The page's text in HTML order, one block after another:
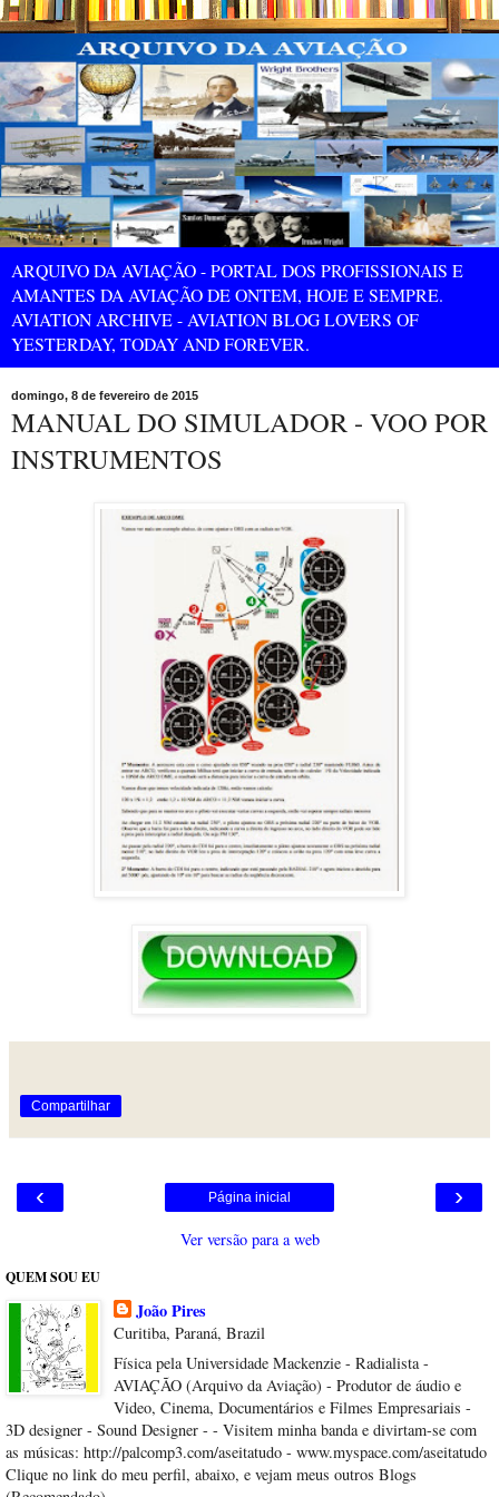
ARQUIVO DA AVIAÇÃO - PORTAL DOS PROFISSIONAIS E
AMANTES DA AVIAÇÃO DE ONTEM, HOJE E SEMPRE.
AVIATION ARCHIVE - AVIATION BLOG LOVERS OF
YESTERDAY, TODAY AND FOREVER.
domingo, 8 de fevereiro de 2015
MANUAL DO SIMULADOR - VOO POR
INSTRUMENTOS
Compartilhar
‹ ›
Página inicial
Ver versão para a web
QUEM SOU EU
João Pires
Curitiba, Paraná, Brazil
Física pela Universidade Mackenzie - Radialista -
AVIAÇÃO (Arquivo da Aviação) - Produtor de áudio e
Video, Cinema, Documentários e Filmes Empresariais -
3D designer - Sound Designer - - Visitem minha banda e divirtam-se com
as músicas: http://palcomp3.com/aseitatudo - www.myspace.com/aseitatudo
Clique no link do meu perfil, abaixo, e vejam meus outros Blogs